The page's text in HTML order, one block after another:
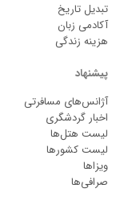
تبدیل تاریخ
آکادمی زبان
هزینه زندگی
پیشنهاد
آژانس‌های مسافرتی
اخبار گردشگری
لیست هتل‌ها
لیست کشورها
ویزاها
صرافی‌ها